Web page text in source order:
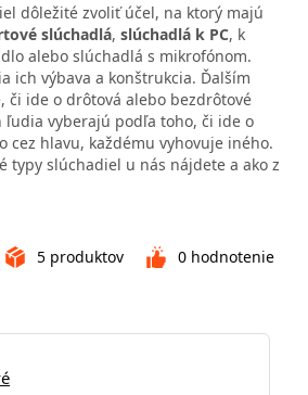
dôležité zvoliť účel, na ktorý majú
slúchadlá, slúchadlá k PC, k
alebo slúchadlá s mikrofónom.
ich výbava a konštrukcia. Ďalším
či ide o drôtová alebo bezdrôtové
ľudia vyberajú podľa toho, či ide o
cez hlavu, každému vyhovuje iného.
typy slúchadiel u nás nájdete a ako z
5 produktov 0 hodnotenie